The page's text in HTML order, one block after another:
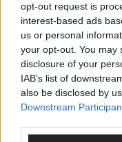
opt-out request is
interest-based ads
us or personal
your opt-out. You may
disclosure of your
IAB’s list of
also be disclosed by
Downstream
Bulgarien hat
hinterlässt
Mai 2026
EUROVISION
ESC-Finale 2026:
enttäuscht, Israel